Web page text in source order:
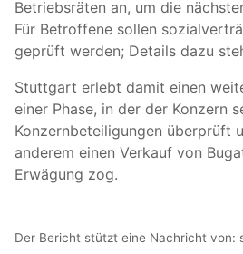
Betriebsräten an, um die
Für Betroffene sollen
geprüft werden; Details dazu
Stuttgart erlebt damit einen
einer Phase, in der der Konzern
Konzernbeteiligungen überprüft
anderem einen Verkauf von
Erwägung zog.
Der Bericht stützt eine Nachricht von: